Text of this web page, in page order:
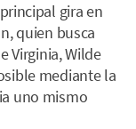
gira en
quien busca
Virginia, Wilde
mediante la
uno mismo